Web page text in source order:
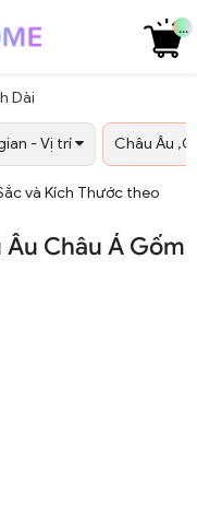
...
Dài
- Vị trí Châu Âu
và Kích Thước theo
Châu Á Gốm